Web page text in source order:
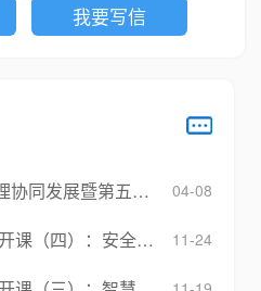
我要写信
04-08
际应急减灾和救援博览会新闻发布会
11-24
零距离：织就全民应急防护网